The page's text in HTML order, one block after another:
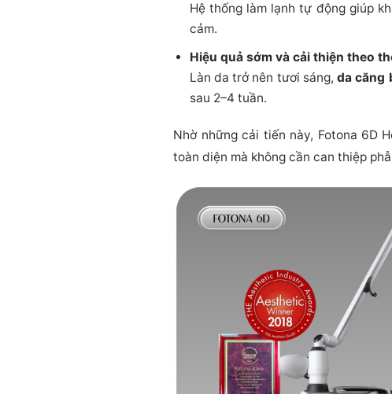
Hệ thống làm lạnh tự động giúp
cảm.
Hiệu quả sớm và cải thiện theo
Làn da trở nên tươi sáng,da căng
sau 2–4 tuần.
Nhờ những cải tiến này, Fotona 6D
toàn diện mà không cần can thiệp